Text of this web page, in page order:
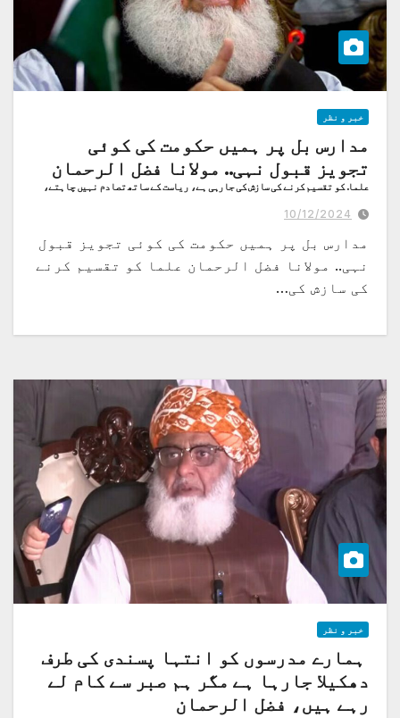
خبر و نظر
مدارس بل پر ہمیں حکومت کی کوئی
تجویز قبول نہی.. مولانا فضل الرحمان
علما. کو تقسیم کرنے کی سازش کی جارہی ہے، ریاست کے ساتھ تصادم نہیں چاہتے،
10/12/2024
مدارس بل پر ہمیں حکومت کی کوئی تجویز قبول
نہی.. مولانا فضل الرحمان علما کو تقسیم کرنے
کی سازش کی…
خبر و نظر
ہمارے مدرسوں کو انتہا پسندی کی طرف
دھکیلا جارہا ہے مگر ہم صبر سے کام لے
رہے ہیں، فضل الرحمان